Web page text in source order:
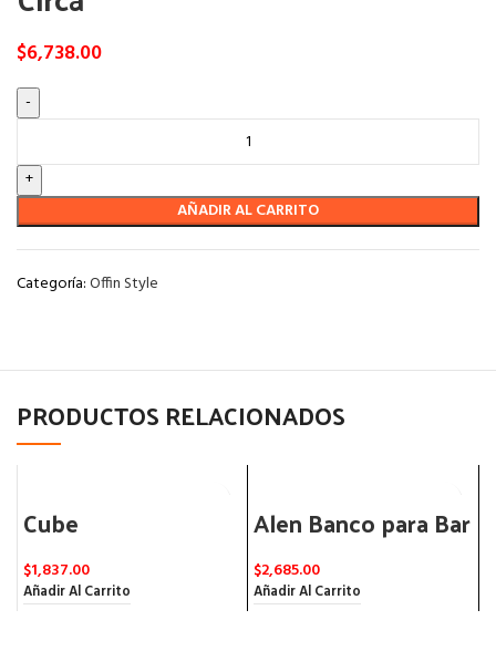
$6,738.00
AÑADIR AL CARRITO
Categoría:Offin Style
PRODUCTOS RELACIONADOS
Cube
$1,837.00
Añadir Al Carrito
Alen Banco para Bar
$2,685.00
Añadir Al Carrito